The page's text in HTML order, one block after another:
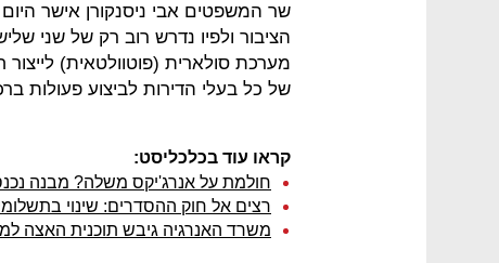
שר המשפטים אבי ניסנקורן אישר
הציבור ולפיו נדרש רוב רק של שני
מערכת סולארית (פוטוולטאית)
של כל בעלי הדירות לביצוע פעולות
קראו עוד בכלכליסט:
חולמת על אנרג'יקס משלה? מבנה
רצים אל חוק ההסדרים: שינוי
משרד האנרגיה גיבש תוכנית האצה למשק